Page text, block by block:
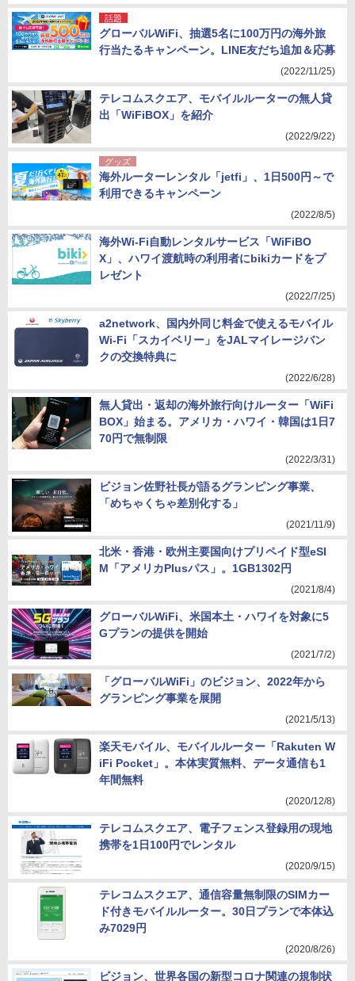
話題
グローバルWiFi、抽選5名に100万円の海外旅
行当たるキャンペーン。LINE友だち追加＆応募
(2022/11/25)
テレコムスクエア、モバイルルーターの無人貸
出「WiFiBOX」を紹介
(2022/9/22)
グッズ
海外ルーターレンタル「jetfi」、1日500円～で
利用できるキャンペーン
(2022/8/5)
海外Wi-Fi自動レンタルサービス「WiFiBO
X」、ハワイ渡航時の利用者にbikiカードをプ
レゼント
(2022/7/25)
a2network、国内外同じ料金で使えるモバイル
Wi-Fi「スカイベリー」をJALマイレージバン
クの交換特典に
(2022/6/28)
無人貸出・返却の海外旅行向けルーター「WiFi
BOX」始まる。アメリカ・ハワイ・韓国は1日7
70円で無制限
(2022/3/31)
ビジョン佐野社長が語るグランピング事業、
「めちゃくちゃ差別化する」
(2021/11/9)
北米・香港・欧州主要国向けプリペイド型eSI
M「アメリカPlusパス」。1GB1302円
(2021/8/4)
グローバルWiFi、米国本土・ハワイを対象に5
Gプランの提供を開始
(2021/7/2)
「グローバルWiFi」のビジョン、2022年から
グランピング事業を展開
(2021/5/13)
楽天モバイル、モバイルルーター「Rakuten W
iFi Pocket」。本体実質無料、データ通信も1
年間無料
(2020/12/8)
テレコムスクエア、電子フェンス登録用の現地
携帯を1日100円でレンタル
(2020/9/15)
テレコムスクエア、通信容量無制限のSIMカー
ド付きモバイルルーター。30日プランで本体込
み7029円
(2020/8/26)
ビジョン、世界各国の新型コロナ関連の規制状